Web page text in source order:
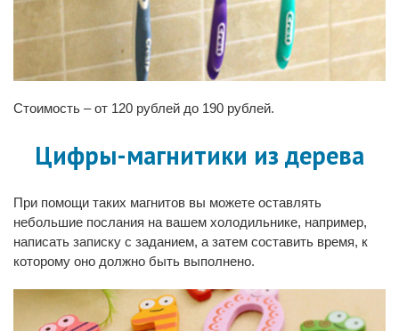
Стоимость – от 120 рублей до 190 рублей.
Цифры-магнитики из дерева
При помощи таких магнитов вы можете оставлять
небольшие послания на вашем холодильнике, например,
написать записку с заданием, а затем составить время, к
которому оно должно быть выполнено.